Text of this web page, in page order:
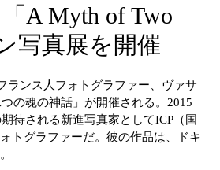
A Myth of Two
写真展を開催
ランス人フォトグラファー、ヴァサ
の魂の神話」が開催される。2015
待される新進写真家としてICP（国
トグラファーだ。彼の作品は、ドキ